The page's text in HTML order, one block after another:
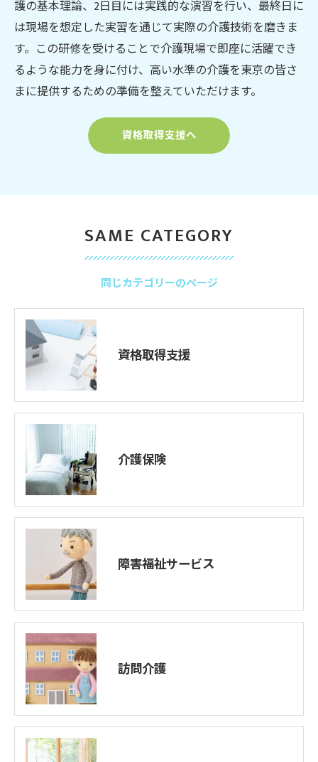
護の基本理論、2日目には実践的な演習を行い、最終日に
は現場を想定した実習を通じて実際の介護技術を磨きま
す。この研修を受けることで介護現場で即座に活躍でき
るような能力を身に付け、高い水準の介護を東京の皆さ
まに提供するための準備を整えていただけます。
資格取得支援へ
同じカテゴリーのページ
SAME CATEGORY
資格取得支援
介護保険
障害福祉サービス
訪問介護